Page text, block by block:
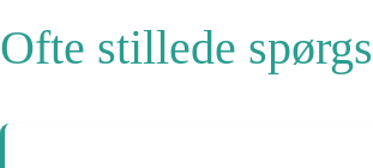
Ofte stillede